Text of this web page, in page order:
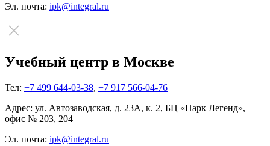
Эл. почта: ipk@integral.ru
Учебный центр в Москве
Тел: +7 499 644-03-38, +7 917 566-04-76
Адрес: ул. Автозаводская, д. 23А, к. 2, БЦ «Парк Легенд»,
офис № 203, 204
Эл. почта: ipk@integral.ru